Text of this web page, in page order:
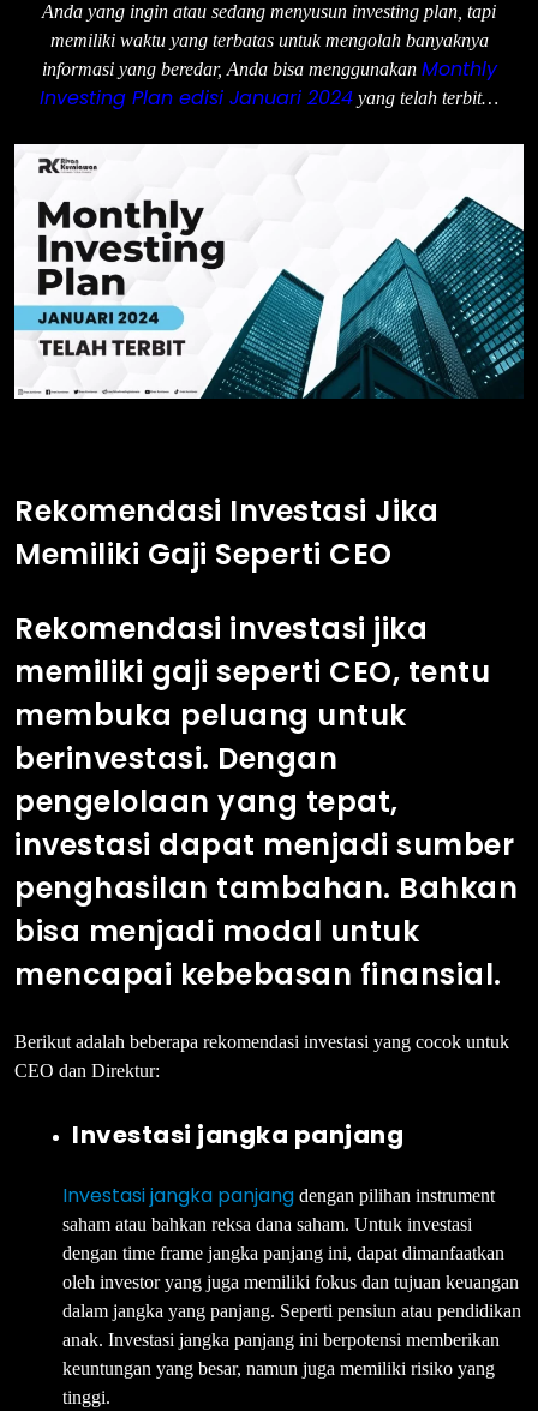
Anda yang ingin atau sedang menyusun investing plan, tapi
memiliki waktu yang terbatas untuk mengolah banyaknya
informasi yang beredar, Anda bisa menggunakan Monthly
Investing Plan edisi Januari 2024 yang telah terbit…
Rekomendasi Investasi Jika
Memiliki Gaji Seperti CEO
Rekomendasi investasi jika
memiliki gaji seperti CEO, tentu
membuka peluang untuk
berinvestasi. Dengan
pengelolaan yang tepat,
investasi dapat menjadi sumber
penghasilan tambahan. Bahkan
bisa menjadi modal untuk
mencapai kebebasan finansial.
Berikut adalah beberapa rekomendasi investasi yang cocok untuk
CEO dan Direktur:
Investasi jangka panjang
Investasi jangka panjang dengan pilihan instrument
saham atau bahkan reksa dana saham. Untuk investasi
dengan time frame jangka panjang ini, dapat dimanfaatkan
oleh investor yang juga memiliki fokus dan tujuan keuangan
dalam jangka yang panjang. Seperti pensiun atau pendidikan
anak. Investasi jangka panjang ini berpotensi memberikan
keuntungan yang besar, namun juga memiliki risiko yang
tinggi.